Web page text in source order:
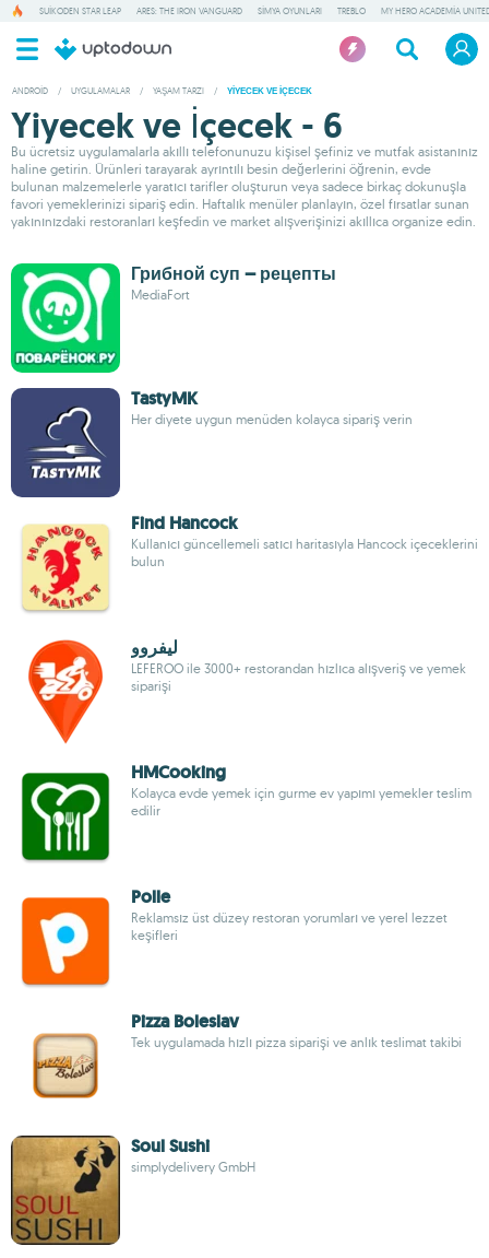
SUIKODEN STAR LEAP ARES: THE IRON VANGUARD SIMYA OYUNLARI TREBLO MY HERO ACADEMIA
ANDROID / UYGULAMALAR / YAŞAM TARZI / YIYECEK VE İÇECEK
Yiyecek ve İçecek - 6
Bu ücretsiz uygulamalarla akıllı telefonunuzu kişisel şefiniz ve mutfak asistanınız
haline getirin. Ürünleri tarayarak ayrıntılı besin değerlerini öğrenin, evde
bulunan malzemelerle yaratıcı tarifler oluşturun veya sadece birkaç dokunuşla
favori yemeklerinizi sipariş edin. Haftalık menüler planlayın, özel fırsatlar sunan
yakınınızdaki restoranları keşfedin ve market alışverişinizi akıllıca organize edin.
Грибной суп – рецепты
MediaFort
TastyMK
Her diyete uygun menüden kolayca sipariş verin
Find Hancock
Kullanıcı güncellemeli satıcı haritasıyla Hancock içeceklerini
bulun
ليفروو
LEFEROO ile 3000+ restorandan hızlıca alışveriş ve yemek
siparişi
HMCooking
Kolayca evde yemek için gurme ev yapımı yemekler teslim
edilir
Polle
Reklamsız üst düzey restoran yorumları ve yerel lezzet
keşifleri
Pizza Boleslav
Tek uygulamada hızlı pizza siparişi ve anlık teslimat takibi
Soul Sushi
simplydelivery GmbH